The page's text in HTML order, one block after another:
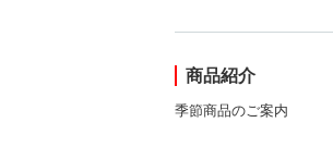
商品紹介
季節商品のご案内